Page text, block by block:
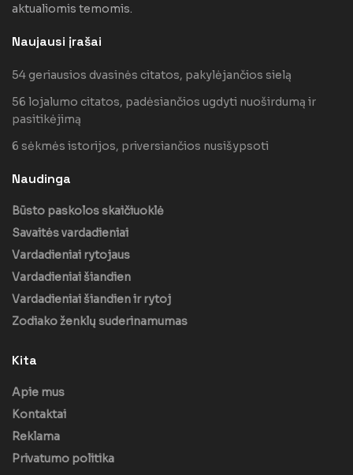
aktualiomis temomis.
Naujausi įrašai
54 geriausios dvasinės citatos, pakylėjančios sielą
56 lojalumo citatos, padėsiančios ugdyti nuoširdumą ir
pasitikėjimą
6 sėkmės istorijos, priversiančios nusišypsoti
Naudinga
Būsto paskolos skaičiuoklė
Savaitės vardadieniai
Vardadieniai rytojaus
Vardadieniai šiandien
Vardadieniai šiandien ir rytoj
Zodiako ženklų suderinamumas
Kita
Apie mus
Kontaktai
Reklama
Privatumo politika